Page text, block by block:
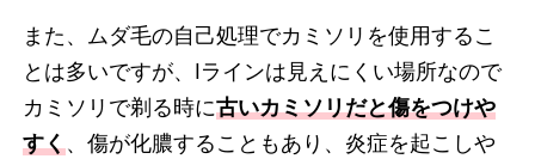
また、ムダ毛の自己処理でカミソリを使用するこ
とは多いですが、Iラインは見えにくい場所なので
カミソリで剃る時に古いカミソリだと傷をつけや
すく、傷が化膿することもあり、炎症を起こしや